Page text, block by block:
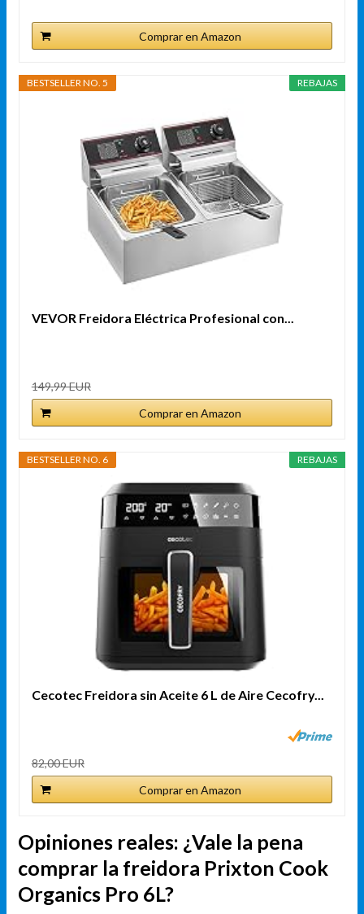
Comprar en Amazon
REBAJAS
BESTSELLER NO. 5
VEVOR Freidora Eléctrica Profesional con...
149,99 EUR
Comprar en Amazon
REBAJAS
BESTSELLER NO. 6
Cecotec Freidora sin Aceite 6 L de Aire Cecofry...
82,00 EUR
Comprar en Amazon
Opiniones reales: ¿Vale la pena
comprar la freidora Prixton Cook
Organics Pro 6L?